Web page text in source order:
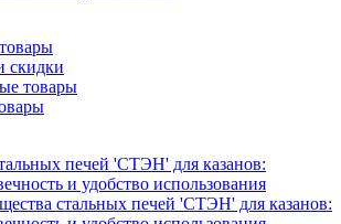
скидки
товары
стальных печей 'СТЭН' для казанов: